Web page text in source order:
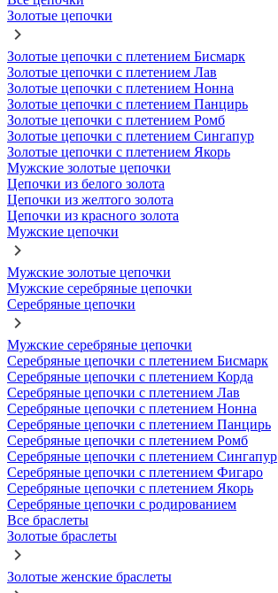
Золотые цепочки
Золотые цепочки с плетением Бисмарк
Золотые цепочки с плетением Лав
Золотые цепочки с плетением Нонна
Золотые цепочки с плетением Панцирь
Золотые цепочки с плетением Ромб
Золотые цепочки с плетением Сингапур
Золотые цепочки с плетением Якорь
Мужские золотые цепочки
Цепочки из белого золота
Цепочки из желтого золота
Цепочки из красного золота
Мужские цепочки
Мужские золотые цепочки
Мужские серебряные цепочки
Серебряные цепочки
Мужские серебряные цепочки
Серебряные цепочки с плетением Бисмарк
Серебряные цепочки с плетением Корда
Серебряные цепочки с плетением Лав
Серебряные цепочки с плетением Нонна
Серебряные цепочки с плетением Панцирь
Серебряные цепочки с плетением Ромб
Серебряные цепочки с плетением Сингапур
Серебряные цепочки с плетением Фигаро
Серебряные цепочки с плетением Якорь
Серебряные цепочки с родированием
Все браслеты
Золотые браслеты
Золотые женские браслеты